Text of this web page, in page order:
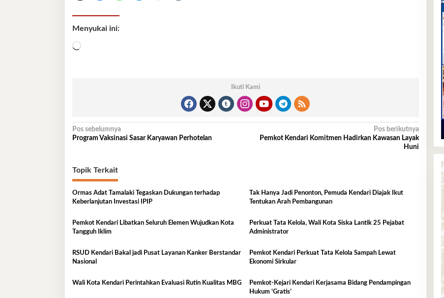
Menyukai ini:
Memuat...
Ikuti Kami
Navigasi
pos
Pos sebelumnya
Program Vaksinasi Sasar Karyawan Perhotelan
Pos berikutnya
Pemkot Kendari Komitmen Hadirkan Kawasan Layak
Huni
Topik Terkait
Ormas Adat Tamalaki Tegaskan Dukungan terhadap
Keberlanjutan Investasi IPIP
Tak Hanya Jadi Penonton, Pemuda Kendari Diajak Ikut
Tentukan Arah Pembangunan
Pemkot Kendari Libatkan Seluruh Elemen Wujudkan Kota
Tangguh Iklim
Perkuat Tata Kelola, Wali Kota Siska Lantik 25 Pejabat
Administrator
RSUD Kendari Bakal jadi Pusat Layanan Kanker Berstandar
Nasional
Pemkot Kendari Perkuat Tata Kelola Sampah Lewat
Ekonomi Sirkular
Wali Kota Kendari Perintahkan Evaluasi Rutin Kualitas MBG
Pemkot-Kejari Kendari Kerjasama Bidang Pendampingan
Hukum ‘Gratis’